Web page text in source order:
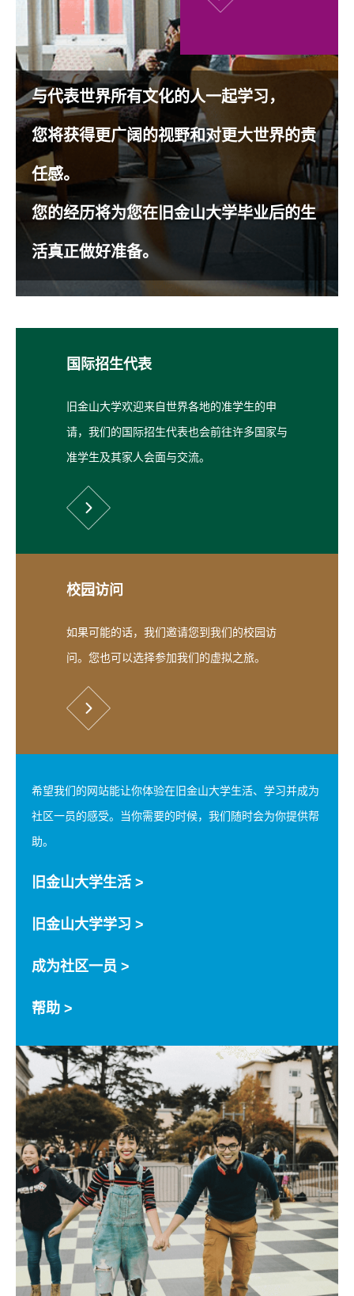
与代表世界所有文化的人一起学习，
您将获得更广阔的视野和对更大世界的责
任感。
您的经历将为您在旧金山大学毕业后的生
活真正做好准备。
国际招生代表
旧金山大学欢迎来自世界各地的准学生的申
请，我们的国际招生代表也会前往许多国家与
准学生及其家人会面与交流。
校园访问
如果可能的话，我们邀请您到我们的校园访
问。您也可以选择参加我们的虚拟之旅。
希望我们的网站能让你体验在旧金山大学生活、学习并成为
社区一员的感受。当你需要的时候，我们随时会为你提供帮
助。
旧金山大学生活 >
旧金山大学学习 >
成为社区一员 >
帮助 >